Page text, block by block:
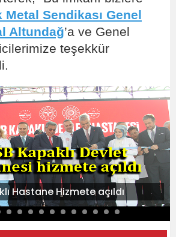
Metal Sendikası Genel
Altundağ’a ve Genel
teşekkür
Hastane Hizmete açıldı